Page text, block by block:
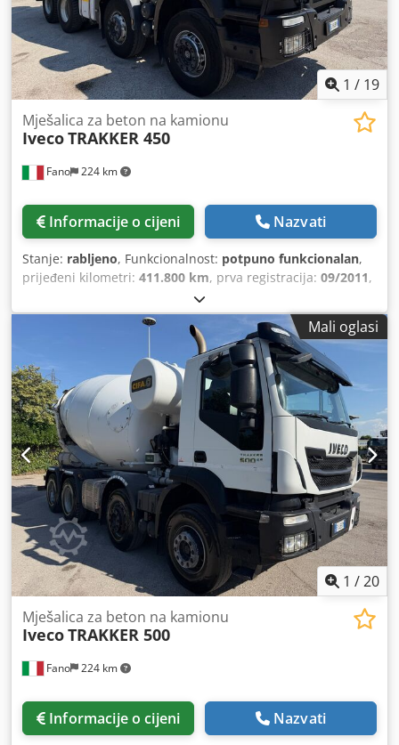
1 / 19
Fano 224 km
Mješalica za beton na kamionu
IvecoTRAKKER 450
Informacije o cijeni Nazvati
Stanje: rabljeno, Funkcionalnost: potpuno funkcionalan,
prijeđeni kilometri: 411.800 km, prva registracija: 09/2011,
Mali oglasi
1 /20
Fano 224 km
Mješalica za beton na kamionu
IvecoTRAKKER 500
Informacije o cijeni Nazvati